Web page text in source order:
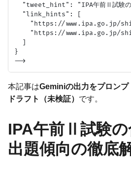
"tweet_hint": "IPA午前Ⅱ試験の
  "link_hints": [
"https://www.ipa.go.jp/
"https://www.ipa.go.jp/
  ]
}
本記事はGeminiの出力をプロン
ドラフト（未検証） です。
IPA午前Ⅱ試験の
出題傾向の徹底